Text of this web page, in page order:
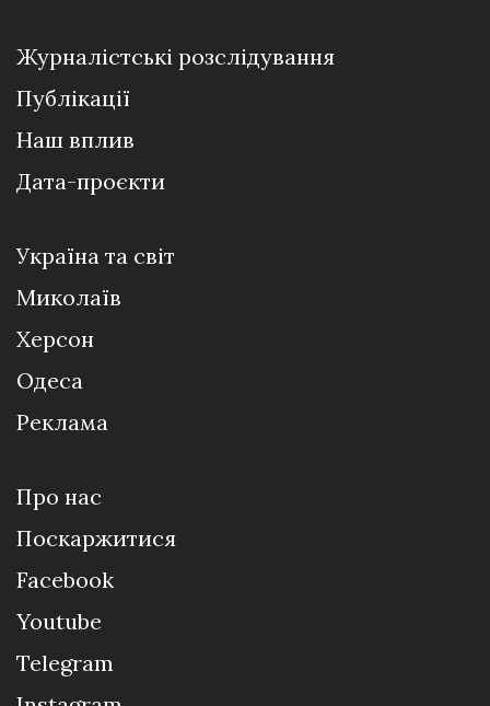
Журналістські розслідування
Публікації
Наш вплив
Дата-проєкти
Україна та світ
Миколаїв
Херсон
Одеса
Реклама
Про нас
Поскаржитися
Facebook
Youtube
Telegram